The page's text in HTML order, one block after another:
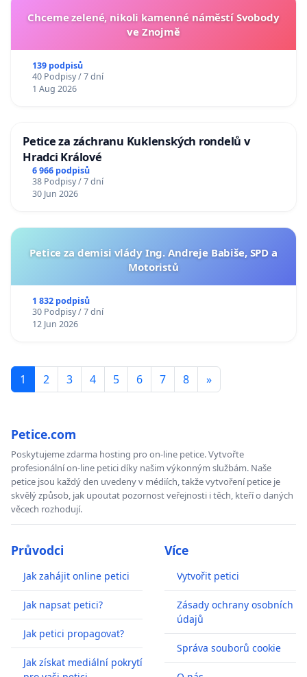
Chceme zelené, nikoli kamenné náměstí Svobody
ve Znojmě
139 podpisů
40 Podpisy / 7 dní
1 Aug 2026
Petice za záchranu Kuklenských rondelů v
Hradci Králové
6 966 podpisů
38 Podpisy / 7 dní
30 Jun 2026
Petice za demisi vlády Ing. Andreje Babiše, SPD a
Motoristů
1 832 podpisů
30 Podpisy / 7 dní
12 Jun 2026
1 2 3 4 5 6 7 8 »
Petice.com
Poskytujeme zdarma hosting pro on-line petice. Vytvořte
profesionální on-line petici díky našim výkonným službám. Naše
petice jsou každý den uvedeny v médiích, takže vytvoření petice je
skvělý způsob, jak upoutat pozornost veřejnosti i těch, kteří o daných
věcech rozhodují.
Průvodci
Jak zahájit online petici
Jak napsat petici?
Jak petici propagovat?
Jak získat mediální pokrytí
Více
Vytvořit petici
Zásady ochrany osobních
údajů
Správa souborů cookie